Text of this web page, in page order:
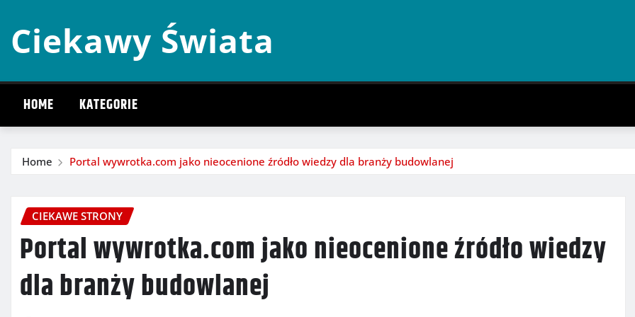
content
Ciekawy Świata
HOME KATEGORIE
Home Portal wywrotka.com jako nieocenione źródło wiedzy dla branży budowlanej
CIEKAWE STRONY
Portal wywrotka.com jako nieocenione źródło wiedzy
dla branży budowlanej